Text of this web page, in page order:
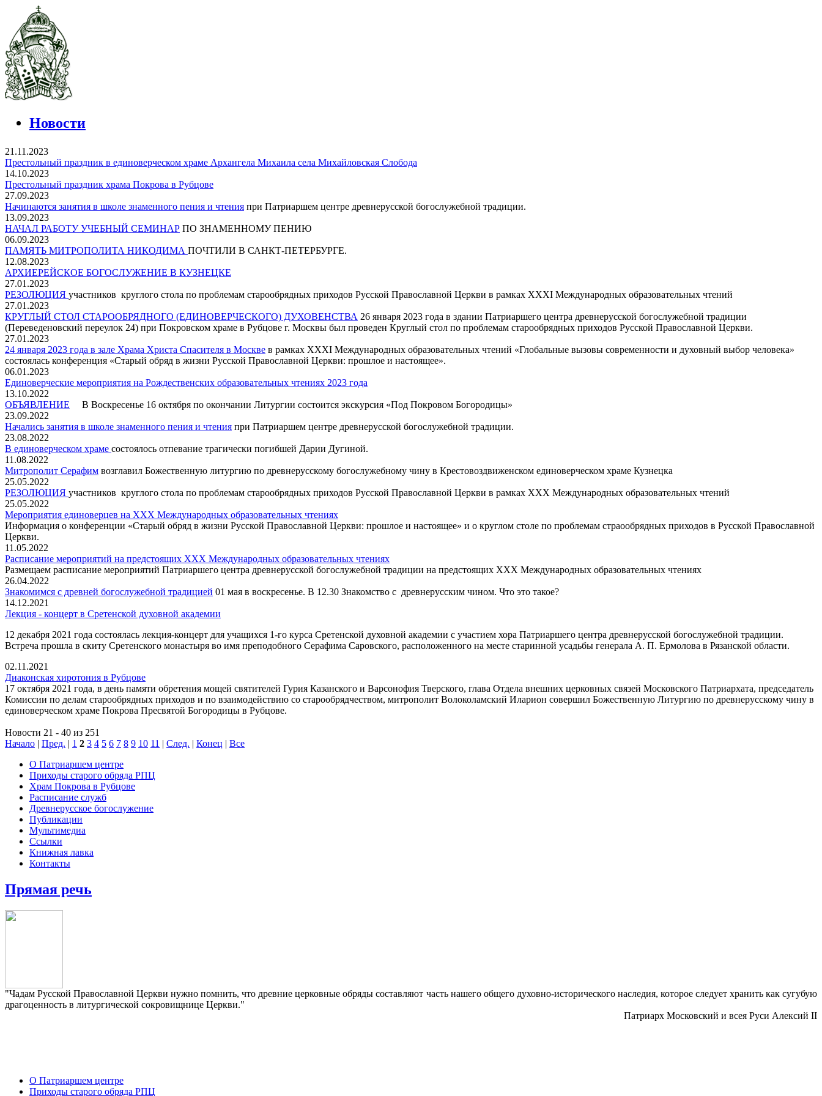
Новости
21.11.2023
Престольный праздник в единоверческом храме Архангела Михаила села Михайловская Слобода
14.10.2023
Престольный праздник храма Покрова в Рубцове
27.09.2023
Начинаются занятия в школе знаменного пения и чтения при Патриаршем центре древнерусской богослужебной традиции.
13.09.2023
НАЧАЛ РАБОТУ УЧЕБНЫЙ СЕМИНАР ПО ЗНАМЕННОМУ ПЕНИЮ
06.09.2023
ПАМЯТЬ МИТРОПОЛИТА НИКОДИМА ПОЧТИЛИ В САНКТ-ПЕТЕРБУРГЕ.
12.08.2023
АРХИЕРЕЙСКОЕ БОГОСЛУЖЕНИЕ В КУЗНЕЦКЕ
27.01.2023
РЕЗОЛЮЦИЯ участников круглого стола по проблемам старообрядных приходов Русской Православной Церкви в рамках XXXI Международных образовательных чтений
27.01.2023
КРУГЛЫЙ СТОЛ СТАРООБРЯДНОГО (ЕДИНОВЕРЧЕСКОГО) ДУХОВЕНСТВА 26 января 2023 года в здании Патриаршего центра древнерусской богослужебной традиции
(Переведеновский переулок 24) при Покровском храме в Рубцове г. Москвы был проведен Круглый стол по проблемам старообрядных приходов Русской Православной Церкви.
27.01.2023
24 января 2023 года в зале Храма Христа Спасителя в Москве в рамках XXXI Международных образовательных чтений «Глобальные вызовы современности и духовный выбор человека»
состоялась конференция «Старый обряд в жизни Русской Православной Церкви: прошлое и настоящее».
06.01.2023
Единоверческие мероприятия на Рождественских образовательных чтениях 2023 года
13.10.2022
ОБЪЯВЛЕНИЕ В Воскресенье 16 октября по окончании Литургии состоится экскурсия «Под Покровом Богородицы»
23.09.2022
Начались занятия в школе знаменного пения и чтения при Патриаршем центре древнерусской богослужебной традиции.
23.08.2022
В единоверческом храме состоялось отпевание трагически погибшей Дарии Дугиной.
11.08.2022
Митрополит Серафим возглавил Божественную литургию по древнерусскому богослужебному чину в Крестовоздвиженском единоверческом храме Кузнецка
25.05.2022
РЕЗОЛЮЦИЯ участников круглого стола по проблемам старообрядных приходов Русской Православной Церкви в рамках XXX Международных образовательных чтений
25.05.2022
Мероприятия единоверцев на XXX Международных образовательных чтениях
Информация о конференции «Старый обряд в жизни Русской Православной Церкви: прошлое и настоящее» и о круглом столе по проблемам страообрядных приходов в Русской Православной
Церкви.
11.05.2022
Расписание мероприятий на предстоящих XXX Международных образовательных чтениях
Размещаем расписание мероприятий Патриаршего центра древнерусской богослужебной традиции на предстоящих XXX Международных образовательных чтениях
26.04.2022
Знакомимся с древней богослужебной традицией 01 мая в воскресенье. В 12.30 Знакомство с древнерусским чином. Что это такое?
14.12.2021
Лекция - концерт в Сретенской духовной академии
12 декабря 2021 года состоялась лекция-концерт для учащихся 1-го курса Сретенской духовной академии с участием хора Патриаршего центра древнерусской богослужебной традиции.
Встреча прошла в скиту Сретенского монастыря во имя преподобного Серафима Саровского, расположенного на месте старинной усадьбы генерала А. П. Ермолова в Рязанской области.
02.11.2021
Диаконская хиротония в Рубцове
17 октября 2021 года, в день памяти обретения мощей святителей Гурия Казанского и Варсонофия Тверского, глава Отдела внешних церковных связей Московского Патриархата, председатель
Комиссии по делам старообрядных приходов и по взаимодействию со старообрядчеством, митрополит Волоколамский Иларион совершил Божественную Литургию по древнерусскому чину в
единоверческом храме Покрова Пресвятой Богородицы в Рубцове.
Новости 21 - 40 из 251
Начало | Пред. | 1 2 3 4 5 6 7 8 9 10 11 | След. | Конец | Все
О Патриаршем центре
Приходы старого обряда РПЦ
Храм Покрова в Рубцове
Расписание служб
Древнерусское богослужение
Публикации
Мультимедиа
Ссылки
Книжная лавка
Контакты
Прямая речь
"Чадам Русской Православной Церкви нужно помнить, что древние церковные обряды составляют часть нашего общего духовно-исторического наследия, которое следует хранить как сугубую
драгоценность в литургической сокровищнице Церкви."
Патриарх Московский и всея Руси Алексий II
О Патриаршем центре
Приходы старого обряда РПЦ